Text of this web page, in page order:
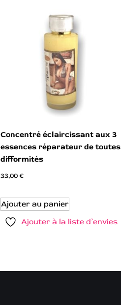
Concentré éclaircissant aux 3
essences réparateur de toutes
difformités
33,00€
Ajouter au panier
Ajouter à la liste d’envies